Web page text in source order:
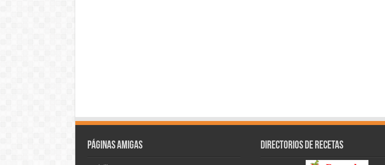
Páginas amigas Directorios de recetas